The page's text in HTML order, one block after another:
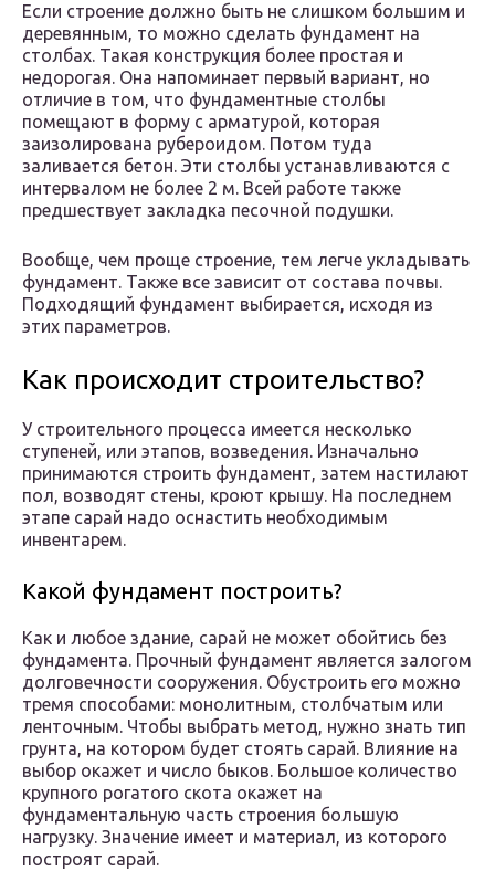
Если строение должно быть не слишком большим и
деревянным, то можно сделать фундамент на
столбах. Такая конструкция более простая и
недорогая. Она напоминает первый вариант, но
отличие в том, что фундаментные столбы
помещают в форму с арматурой, которая
заизолирована рубероидом. Потом туда
заливается бетон. Эти столбы устанавливаются с
интервалом не более 2 м. Всей работе также
предшествует закладка песочной подушки.
Вообще, чем проще строение, тем легче укладывать
фундамент. Также все зависит от состава почвы.
Подходящий фундамент выбирается, исходя из
этих параметров.
Как происходит строительство?
У строительного процесса имеется несколько
ступеней, или этапов, возведения. Изначально
принимаются строить фундамент, затем настилают
пол, возводят стены, кроют крышу. На последнем
этапе сарай надо оснастить необходимым
инвентарем.
Какой фундамент построить?
Как и любое здание, сарай не может обойтись без
фундамента. Прочный фундамент является залогом
долговечности сооружения. Обустроить его можно
тремя способами: монолитным, столбчатым или
ленточным. Чтобы выбрать метод, нужно знать тип
грунта, на котором будет стоять сарай. Влияние на
выбор окажет и число быков. Большое количество
крупного рогатого скота окажет на
фундаментальную часть строения большую
нагрузку. Значение имеет и материал, из которого
построят сарай.